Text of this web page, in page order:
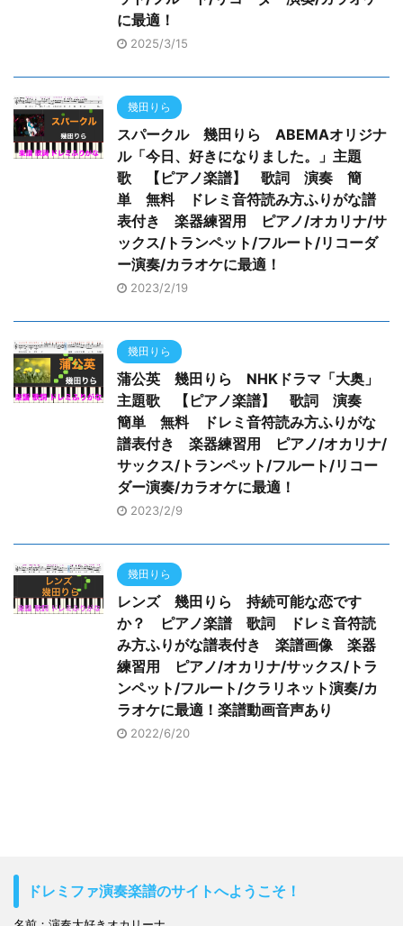
に最適！
2025/3/15
幾田りら
スパークル 幾田りら ABEMAオリジナ
ル「今日、好きになりました。」主題
歌 【ピアノ楽譜】 歌詞 演奏 簡
単 無料 ドレミ音符読み方ふりがな譜
表付き 楽器練習用 ピアノ/オカリナ/サ
ックス/トランペット/フルート/リコーダ
ー演奏/カラオケに最適！
2023/2/19
幾田りら
蒲公英 幾田りら NHKドラマ「大奥」
主題歌 【ピアノ楽譜】 歌詞 演奏
簡単 無料 ドレミ音符読み方ふりがな
譜表付き 楽器練習用 ピアノ/オカリナ/
サックス/トランペット/フルート/リコー
ダー演奏/カラオケに最適！
2023/2/9
幾田りら
レンズ 幾田りら 持続可能な恋です
か？ ピアノ楽譜 歌詞 ドレミ音符読
み方ふりがな譜表付き 楽譜画像 楽器
練習用 ピアノ/オカリナ/サックス/トラ
ンペット/フルート/クラリネット演奏/カ
ラオケに最適！楽譜動画音声あり
2022/6/20
ドレミファ演奏楽譜のサイトへようこそ！